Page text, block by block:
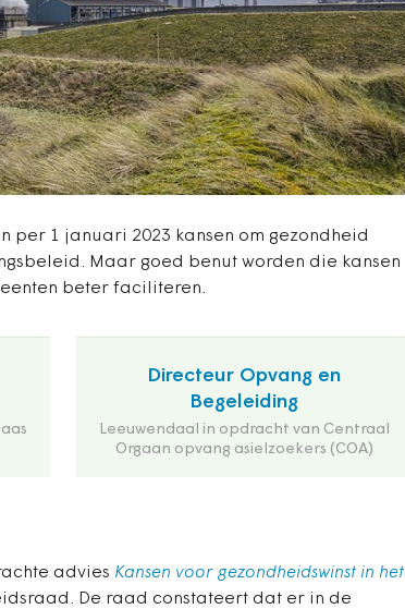
per 1 januari 2023 kansen om gezondheid
Maar goed benut worden die kansen
beter faciliteren.
Directeur Opvang en
Begeleiding
Leeuwendaal in opdracht van Centraal
Orgaan opvang asielzoekers (COA)
advies Kansen voor gezondheidswinst in het
De raad constateert dat er in de